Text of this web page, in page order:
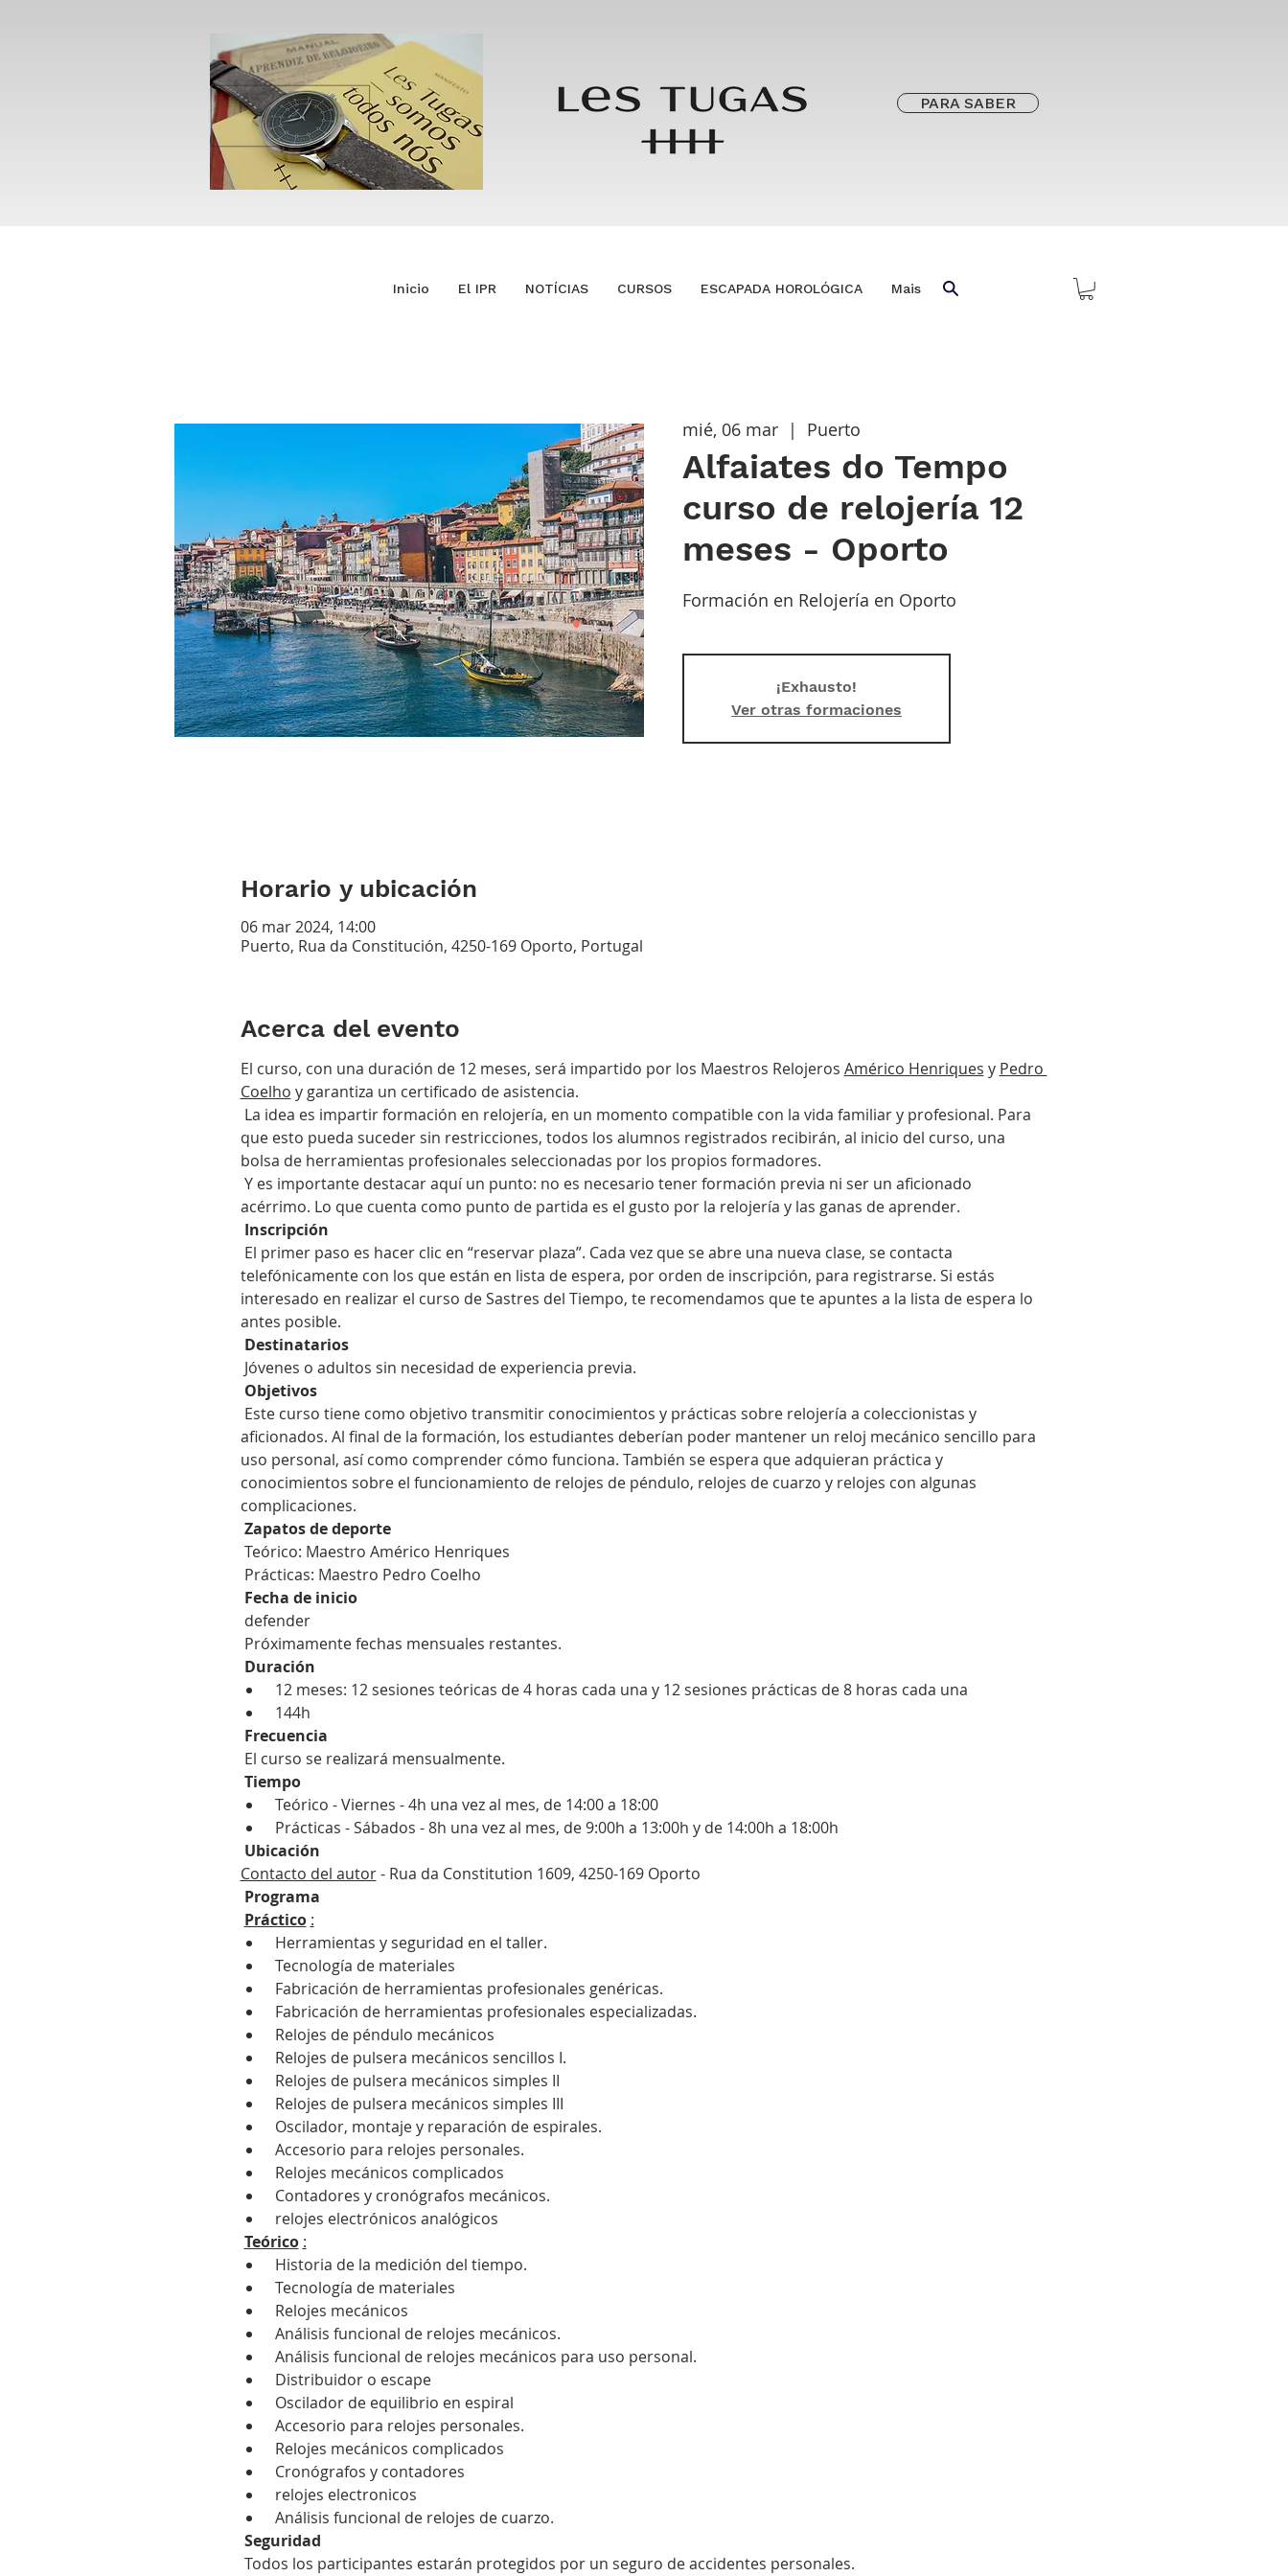
PARA SABER
Inicio El IPR NOTÍCIAS CURSOS ESCAPADA HOROLÓGICA Mais
mié, 06 mar
  |
Puerto
Alfaiates do Tempo
curso de relojería 12
meses - Oporto
Formación en Relojería en Oporto
¡Exhausto!
Ver otras formaciones
Horario y ubicación
06 mar 2024, 14:00
Puerto, Rua da Constitución, 4250-169 Oporto, Portugal
Acerca del evento
El curso, con una duración de 12 meses, será impartido por los Maestros Relojeros Américo Henriques y Pedro
Coelho y garantiza un certificado de asistencia.
que esto pueda suceder sin restricciones, todos los alumnos registrados recibirán, al inicio del curso, una
bolsa de herramientas profesionales seleccionadas por los propios formadores.
acérrimo. Lo que cuenta como punto de partida es el gusto por la relojería y las ganas de aprender.
Inscripción
telefónicamente con los que están en lista de espera, por orden de inscripción, para registrarse. Si estás
interesado en realizar el curso de Sastres del Tiempo, te recomendamos que te apuntes a la lista de espera lo
antes posible.
Destinatarios
Jóvenes o adultos sin necesidad de experiencia previa.
Objetivos
aficionados. Al final de la formación, los estudiantes deberían poder mantener un reloj mecánico sencillo para
uso personal, así como comprender cómo funciona. También se espera que adquieran práctica y
conocimientos sobre el funcionamiento de relojes de péndulo, relojes de cuarzo y relojes con algunas
complicaciones.
Zapatos de deporte
Teórico: Maestro Américo Henriques
Prácticas: Maestro Pedro Coelho
Fecha de inicio
defender
Próximamente fechas mensuales restantes.
Duración
12 meses: 12 sesiones teóricas de 4 horas cada una y 12 sesiones prácticas de 8 horas cada una
144h
Frecuencia
El curso se realizará mensualmente.
Tiempo
Teórico - Viernes - 4h una vez al mes, de 14:00 a 18:00
Prácticas - Sábados - 8h una vez al mes, de 9:00h a 13:00h y de 14:00h a 18:00h
Ubicación
Contacto del autor - Rua da Constitution 1609, 4250-169 Oporto
Programa
Práctico :
Herramientas y seguridad en el taller.
Tecnología de materiales
Fabricación de herramientas profesionales genéricas.
Fabricación de herramientas profesionales especializadas.
Relojes de péndulo mecánicos
Relojes de pulsera mecánicos sencillos I.
Relojes de pulsera mecánicos simples II
Relojes de pulsera mecánicos simples III
Oscilador, montaje y reparación de espirales.
Accesorio para relojes personales.
Relojes mecánicos complicados
Contadores y cronógrafos mecánicos.
relojes electrónicos analógicos
Teórico :
Historia de la medición del tiempo.
Tecnología de materiales
Relojes mecánicos
Análisis funcional de relojes mecánicos.
Análisis funcional de relojes mecánicos para uso personal.
Distribuidor o escape
Oscilador de equilibrio en espiral
Accesorio para relojes personales.
Relojes mecánicos complicados
Cronógrafos y contadores
relojes electronicos
Análisis funcional de relojes de cuarzo.
Seguridad
Todos los participantes estarán protegidos por un seguro de accidentes personales.